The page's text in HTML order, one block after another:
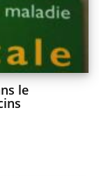
le